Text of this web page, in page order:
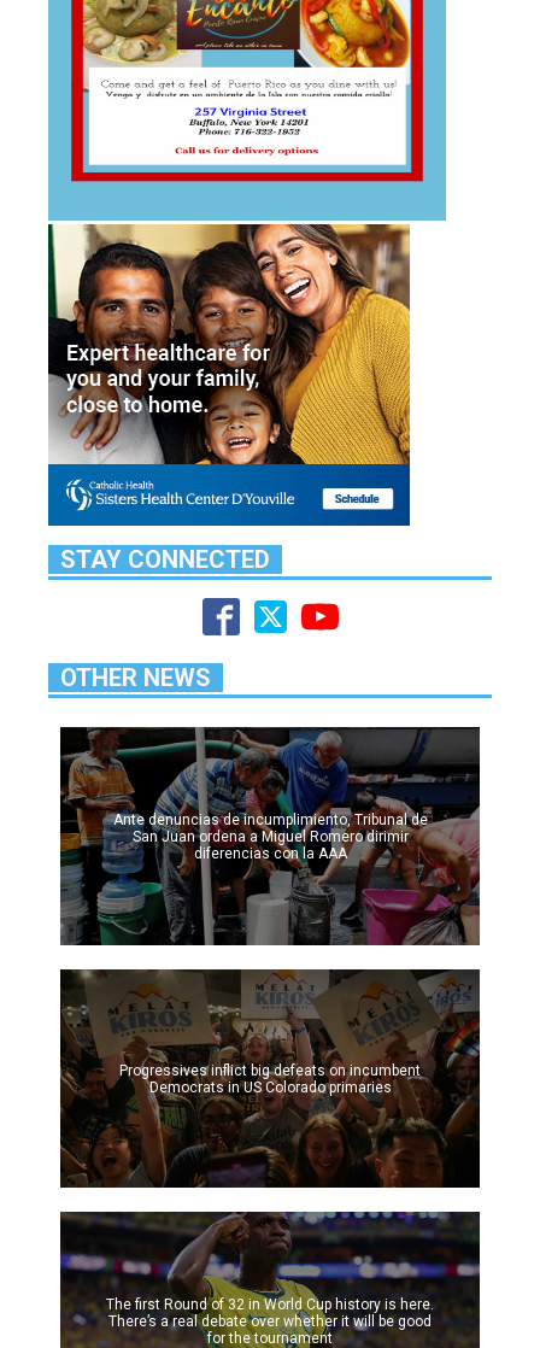
STAY CONNECTED
OTHER NEWS
Ante denuncias de incumplimiento, Tribunal de
San Juan ordena a Miguel Romero dirimir
diferencias con la AAA
Progressives inflict big defeats on incumbent
Democrats in US Colorado primaries
The first Round of 32 in World Cup history is here.
There’s a real debate over whether it will be good
for the tournament